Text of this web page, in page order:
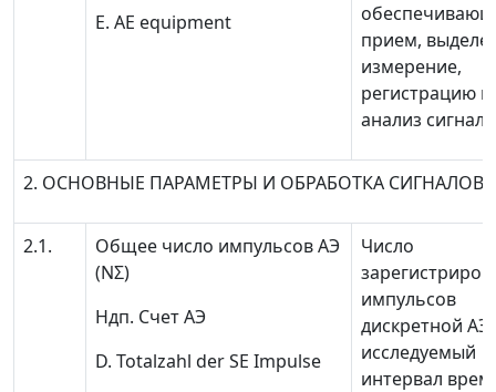
Е. AE equipment
прием,
измерение,
регистрацию н
анализ
2. ОСНОВНЫЕ ПАРАМЕТРЫ И ОБРАБОТКА СИГНАЛОВ
2.1.
Общее число импульсов АЭ
(NΣ)
Ндп. Счет АЭ
D. Totalzahl der SE Impulse
Число
импульсов
дискретной АЭ
исследуемый
интервал